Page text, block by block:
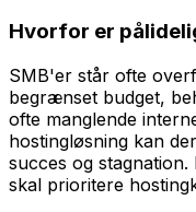
Hvorfor er
SMB'er står ofte
begrænset budget,
ofte manglende
hostingløsning kan
succes og
skal prioritere